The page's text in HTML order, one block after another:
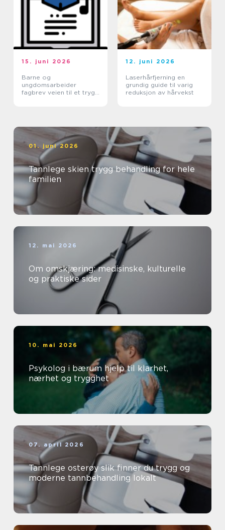
15. juni 2026
Barne og
ungdomsarbeider
fagbrev veien til et trygt
12. juni 2026
Laserhårfjerning en
grundig guide til varig
reduksjon av hårvekst
01. juni 2026
Tannlege skien trygg behandling for hele
familien
12. mai 2026
Om omskjæring: medisinske, kulturelle
og praktiske sider
10. mai 2026
Psykolog i bærum hjelp til klarhet,
nærhet og trygghet
07. april 2026
Tannlege osterøy slik finner du trygg og
moderne tannbehandling lokalt